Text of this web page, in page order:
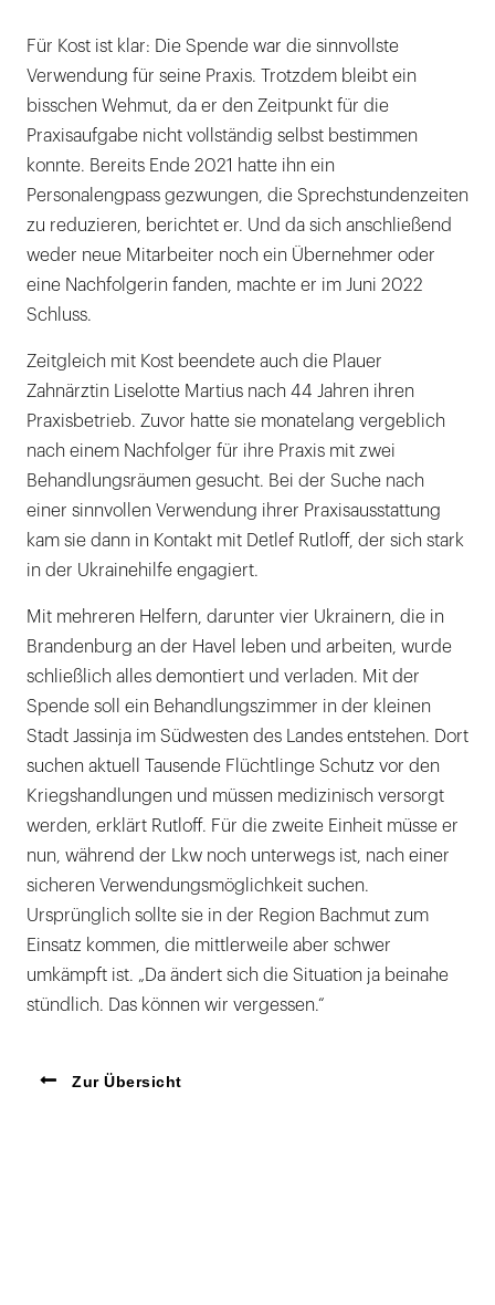
Für Kost ist klar: Die Spende war die sinnvollste
Verwendung für seine Praxis. Trotzdem bleibt ein
bisschen Wehmut, da er den Zeitpunkt für die
Praxisaufgabe nicht vollständig selbst bestimmen
konnte. Bereits Ende 2021 hatte ihn ein
Personalengpass gezwungen, die Sprechstundenzeiten
zu reduzieren, berichtet er. Und da sich anschließend
weder neue Mitarbeiter noch ein Übernehmer oder
eine Nachfolgerin fanden, machte er im Juni 2022
Schluss.
Zeitgleich mit Kost beendete auch die Plauer
Zahnärztin Liselotte Martius nach 44 Jahren ihren
Praxisbetrieb. Zuvor hatte sie monatelang vergeblich
nach einem Nachfolger für ihre Praxis mit zwei
Behandlungsräumen gesucht. Bei der Suche nach
einer sinnvollen Verwendung ihrer Praxisausstattung
kam sie dann in Kontakt mit Detlef Rutloff, der sich stark
in der Ukrainehilfe engagiert.
Mit mehreren Helfern, darunter vier Ukrainern, die in
Brandenburg an der Havel leben und arbeiten, wurde
schließlich alles demontiert und verladen. Mit der
Spende soll ein Behandlungszimmer in der kleinen
Stadt Jassinja im Südwesten des Landes entstehen. Dort
suchen aktuell Tausende Flüchtlinge Schutz vor den
Kriegshandlungen und müssen medizinisch versorgt
werden, erklärt Rutloff. Für die zweite Einheit müsse er
nun, während der Lkw noch unterwegs ist, nach einer
sicheren Verwendungsmöglichkeit suchen.
Ursprünglich sollte sie in der Region Bachmut zum
Einsatz kommen, die mittlerweile aber schwer
umkämpft ist. „Da ändert sich die Situa­tion ja beinahe
stündlich. Das können wir vergessen.“
Zur Übersicht